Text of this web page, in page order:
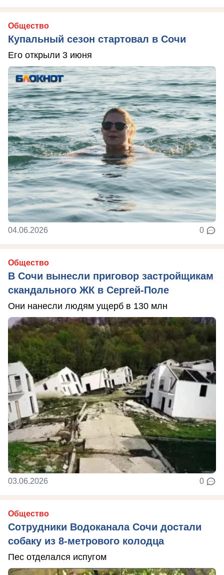
Общество
Купальный сезон стартовал в Сочи
Его открыли 3 июня
04.06.2026 0
Общество
В Сочи вынесли приговор застройщикам
скандального ЖК в Сергей-Поле
Они нанесли людям ущерб в 130 млн
03.06.2026 0
Общество
Сотрудники Водоканала Сочи достали
собаку из 8-метрового колодца
Пес отделался испугом